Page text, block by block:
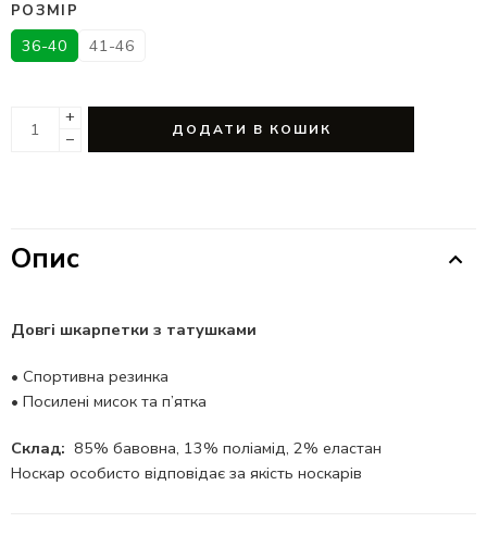
РОЗМІР
36-40 41-46
+
−
ДОДАТИ В КОШИК
Опис
Довгі шкарпетки з татушками
• Спортивна резинка
• Посилені мисок та п’ятка
Склад: 85% бавовна, 13% поліамід, 2% еластан
Носкар особисто відповідає за якість носкарів